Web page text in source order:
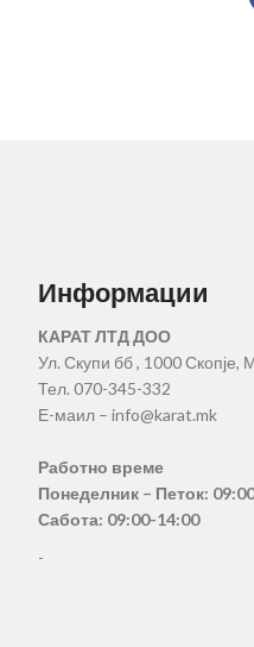
Информации
КАРАТ ЛТД ДОО
Ул. Скупи бб , 1000 Скопје,
Тел. 070-345-332
Е-маил – info@karat.mk
Работно време
Понеделник – Петок:
Сабота: 09:00-14:00
-